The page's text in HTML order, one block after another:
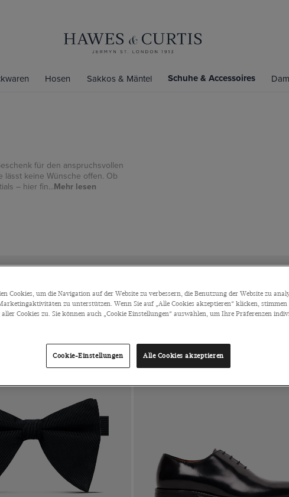
Hosen Sakkos & Mäntel Schuhe & Accessoires
für den anspruchsvollen
lässt keine Wünsche offen. Ob
– hier fin...Mehr lesen
Cookies, um die Navigation auf der Website zu verbessern, die Benutzung der Website zu
zu unterstützen. Wenn Sie auf „Alle Cookies akzeptieren“ klicken, stimmen
Cookies zu. Sie können auch „Cookie Einstellungen“ auswählen, um Ihre Präferenzen
Cookie-Einstellungen Alle Cookies akzeptieren